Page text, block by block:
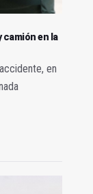
camión en la
en